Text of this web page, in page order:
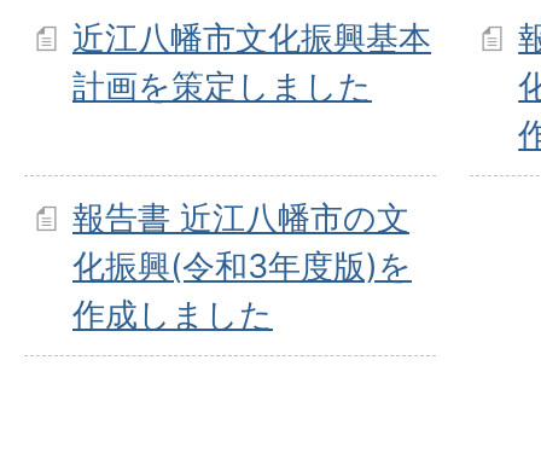
近江八幡市文化振興基本
計画を策定しました
報告書 近江八幡市の文
化振興(令和3年度版)を
作成しました